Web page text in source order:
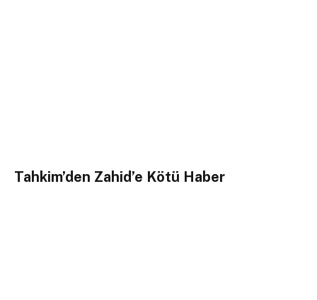
Tahkim’den Zahid’e Kötü Haber